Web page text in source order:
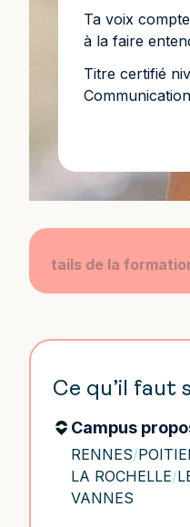
Ta voix
à la faire
Titre certifié
Détails de la
Ce qu’il faut
Campus
RENNES/
LA ROCHELLE/
VANNES